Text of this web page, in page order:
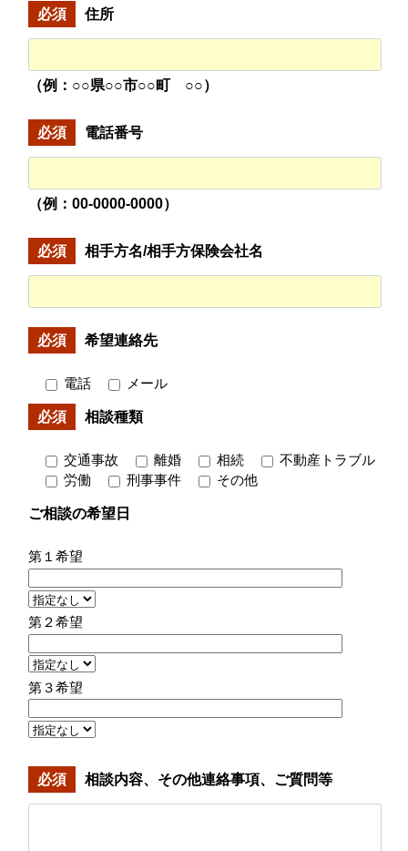
必須 住所
（例：○○県○○市○○町 ○○）
必須 電話番号
（例：00-0000-0000）
必須 相手方名/相手方保険会社名
必須 希望連絡先
電話 メール
必須 相談種類
交通事故 離婚 相続
不動産トラブル
労働
刑事事件 その他
ご相談の希望日
第１希望
第２希望
第３希望
必須 相談内容、その他連絡事項、ご質問等